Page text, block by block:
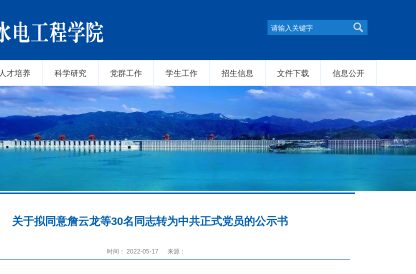
人才培养 科学研究 党群工作 学生工作 招生信息 文件下载 信息公开
关于拟同意詹云龙等30名同志转为中共正式党员的公示书
时间： 2022-05-17 来源：